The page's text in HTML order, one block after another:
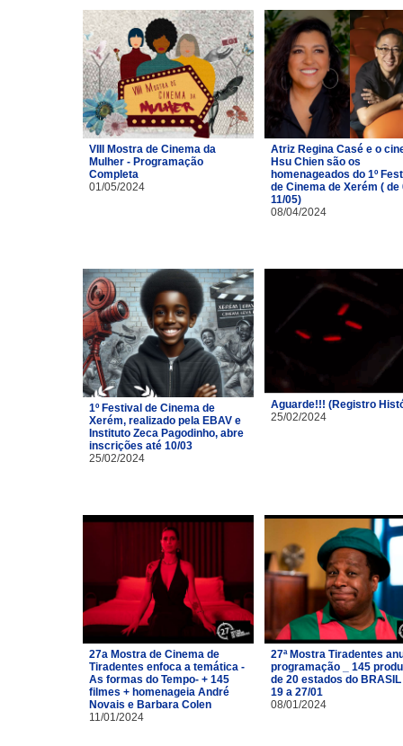
VIII Mostra de Cinema da
Mulher - Programação
Completa
01/05/2024
Atriz Regina Casé e o
Hsu Chien são os
homenageados do 1º
de Cinema de Xerém ( de
11/05)
08/04/2024
1º Festival de Cinema de
Xerém, realizado pela EBAV e
Instituto Zeca Pagodinho, abre
inscrições até 10/03
25/02/2024
Aguarde!!! (Registro
25/02/2024
27a Mostra de Cinema de
Tiradentes enfoca a temática -
As formas do Tempo- + 145
filmes + homenageia André
Novais e Barbara Colen
11/01/2024
27ª Mostra Tiradentes
programação _ 145
de 20 estados do BRASIL
19 a 27/01
08/01/2024